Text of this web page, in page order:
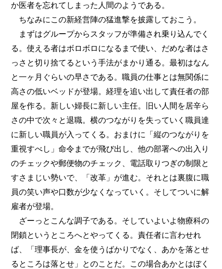
か医者を忘れてしまった人間のようである。
ちなみにこの新経営陣の猛進撃を披露しておこう。
まずはグループからスタッフが準備され乗り込んでく
る。使える者はボロボロになるまで使い、だめな者はさ
っさと切り捨てるという手法がまかり通る。最初はなん
と一ヶ月ぐらいの早さである。職員の仕事とは無関係に
高さの低いベッドが登場。経理を追い出して責任者の部
屋を作る。新しい婦長に新しい主任。旧い人間を居辛ら
さの中で次々と退職。横のつながりを失っていく職員達
に新しい職員が入ってくる。おまけに「縦のつながりを
重視すべし」命令までが飛び出し、他の部署への出入り
のチェックや郵便物のチェック、電話取りつぎの制限と
すさまじい勢いで、「改革」が進む。それとは裏腹に職
員の笑い声や口数が少なくなっていく。そしてついに解
雇者が登場。
ざーっとこんな調子である。そしていよいよ物療科の
閉鎖というところへとやってくる。責任者に言わせれ
ば、「理事長が、金を使うばかりでなく、あかを落とせ
るところは落とせ」とのことだ。この場合あかとはぼく